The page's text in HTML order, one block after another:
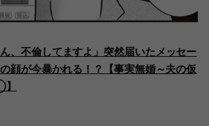
ん、不倫してますよ」突然届いたメッセー
顔が今暴かれる！？【事実無婚～夫の仮